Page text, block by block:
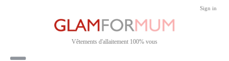
Sign in
Vêtements d'allaitement 100% vous